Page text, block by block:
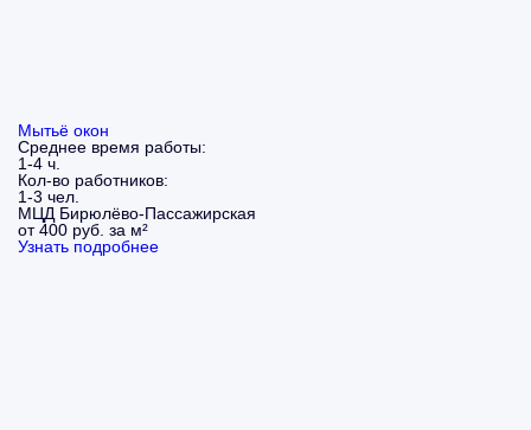
Мытьё окон
Среднее время работы:
1-4 ч.
Кол-во работников:
1-3 чел.
МЦД Бирюлёво-Пассажирская
от 400 руб. за м²
Узнать подробнее